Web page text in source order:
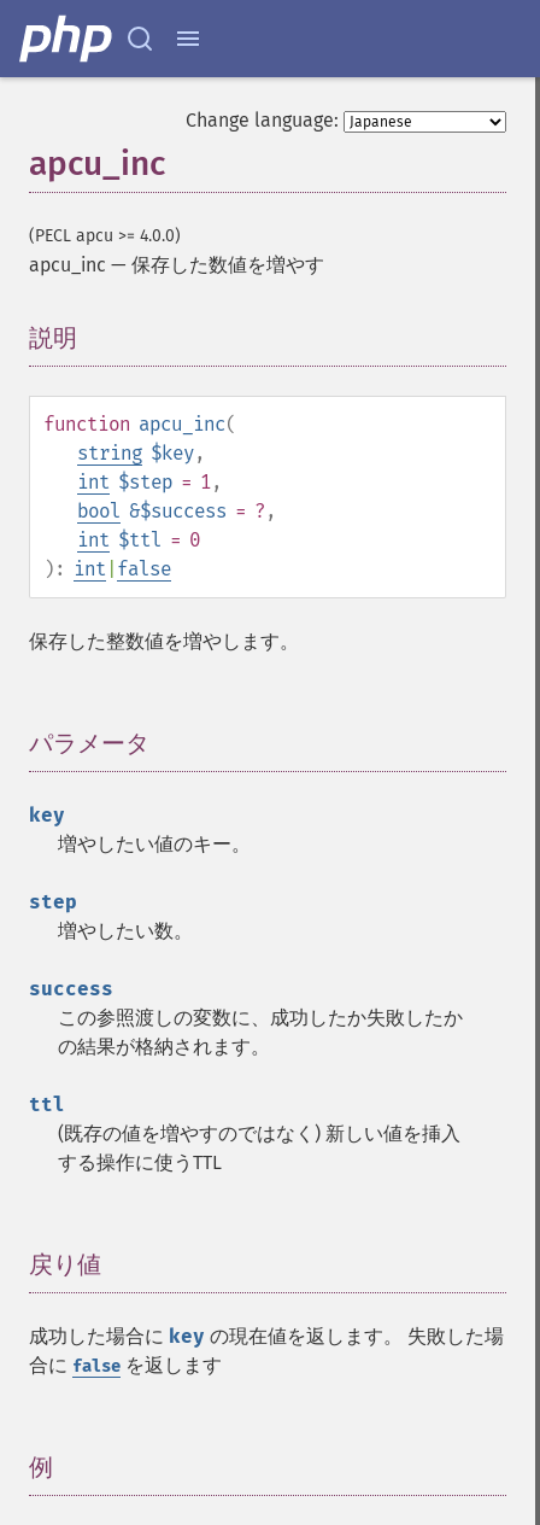
Change language:
apcu_inc
(PECL apcu >= 4.0.0)
apcu_inc — 保存した数値を増やす
説明
function apcu_inc(
string $key,
int $step = 1,
bool &$success = ? ,
int $ttl = 0
):
int false
保存した整数値を増やします。
パラメータ
key
増やしたい値のキー。
step
増やしたい数。
success
この参照渡しの変数に、成功したか失敗したか
の結果が格納されます。
ttl
(既存の値を増やすのではなく) 新しい値を挿入
する操作に使うTTL
戻り値
成功した場合に key の現在値を返します。 失敗した場
合に false を返します
例